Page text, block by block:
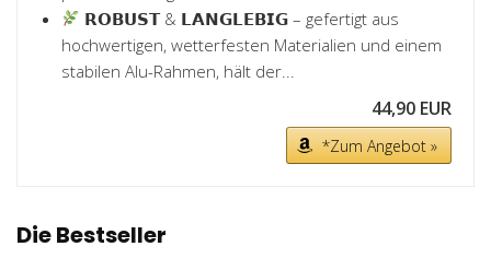
𝗥𝗢𝗕𝗨𝗦𝗧 & 𝗟𝗔𝗡𝗚𝗟𝗘𝗕𝗜𝗚 – gefertigt aus
hochwertigen, wetterfesten Materialien und einem
stabilen Alu-Rahmen, hält der...
44,90 EUR
*Zum Angebot »
Die Bestseller